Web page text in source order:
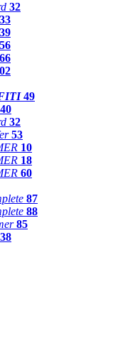
32
33
39
56
66
02
49
40
32
53
10
18
60
87
88
85
38